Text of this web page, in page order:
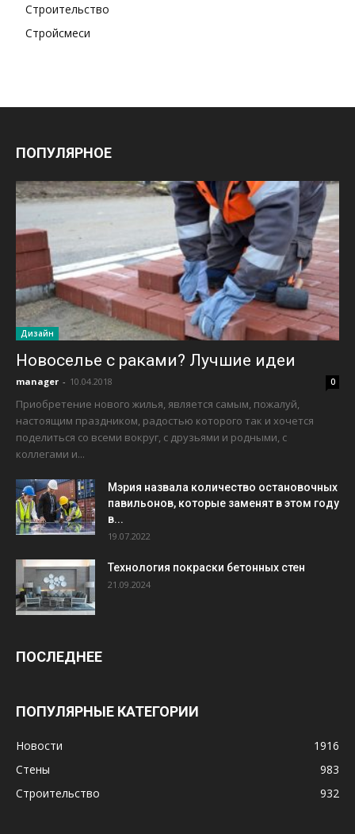
Строительство
Стройсмеси
ПОПУЛЯРНОЕ
Дизайн
Новоселье с раками? Лучшие идеи
manager - 10.04.2018 0
Приобретение нового жилья, является самым, пожалуй,
настоящим праздником, радостью которого так и хочется
поделиться со всеми вокруг, с друзьями и родными, с
коллегами и...
Мэрия назвала количество остановочных
павильонов, которые заменят в этом году
в...
19.07.2022
Технология покраски бетонных стен
21.09.2024
ПОСЛЕДНЕЕ
ПОПУЛЯРНЫЕ КАТЕГОРИИ
Новости
1916
Стены
983
Строительство
932